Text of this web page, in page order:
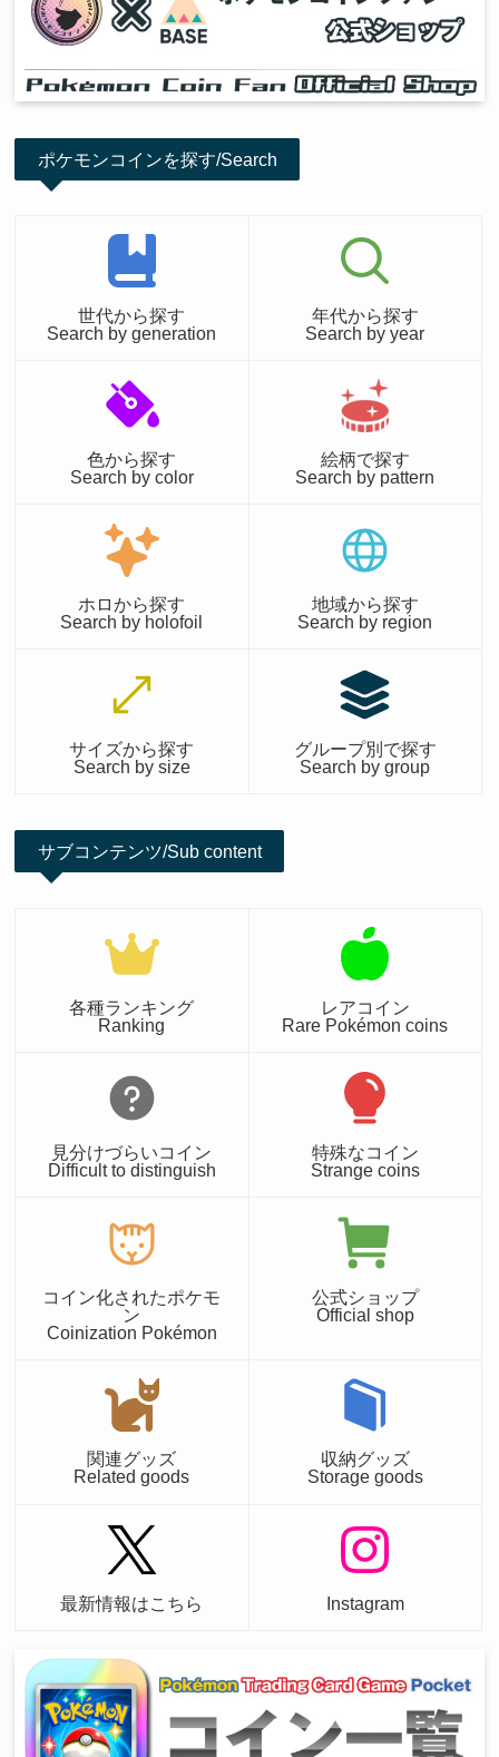
ポケモンコインを探す/Search
世代から探す
Search by generation
年代から探す
Search by year
色から探す
Search by color
絵柄で探す
Search by pattern
ホロから探す
Search by holofoil
地域から探す
Search by region
サイズから探す
Search by size
グループ別で探す
Search by group
サブコンテンツ/Sub content
各種ランキング
Ranking
レアコイン
Rare Pokémon coins
見分けづらいコイン
Difficult to distinguish
特殊なコイン
Strange coins
コイン化されたポケモ
ン
Coinization Pokémon
公式ショップ
Official shop
関連グッズ
Related goods
収納グッズ
Storage goods
最新情報はこちら Instagram